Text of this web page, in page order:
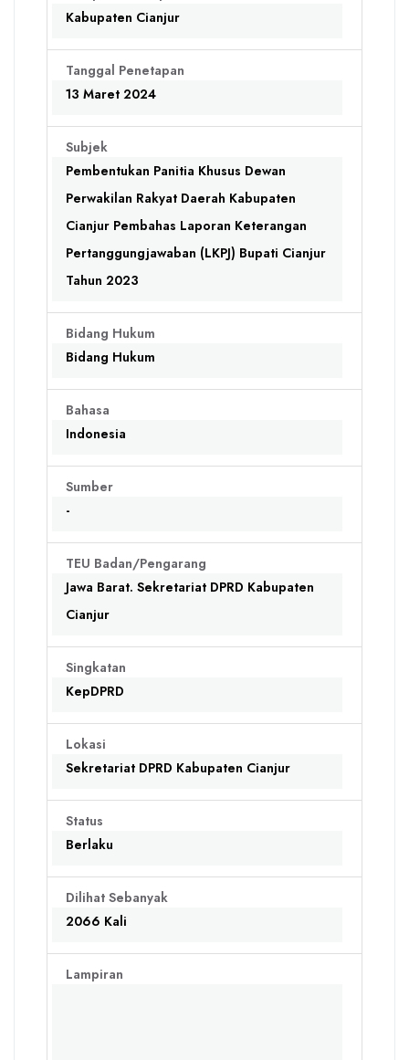
Kabupaten Cianjur
Tanggal Penetapan
13 Maret 2024
Subjek
Pembentukan Panitia Khusus Dewan
Perwakilan Rakyat Daerah Kabupaten
Cianjur Pembahas Laporan Keterangan
Pertanggungjawaban (LKPJ) Bupati Cianjur
Tahun 2023
Bidang Hukum
Bidang Hukum
Bahasa
Indonesia
Sumber
-
TEU Badan/Pengarang
Jawa Barat. Sekretariat DPRD Kabupaten
Cianjur
Singkatan
KepDPRD
Lokasi
Sekretariat DPRD Kabupaten Cianjur
Status
Berlaku
Dilihat Sebanyak
2066 Kali
Lampiran